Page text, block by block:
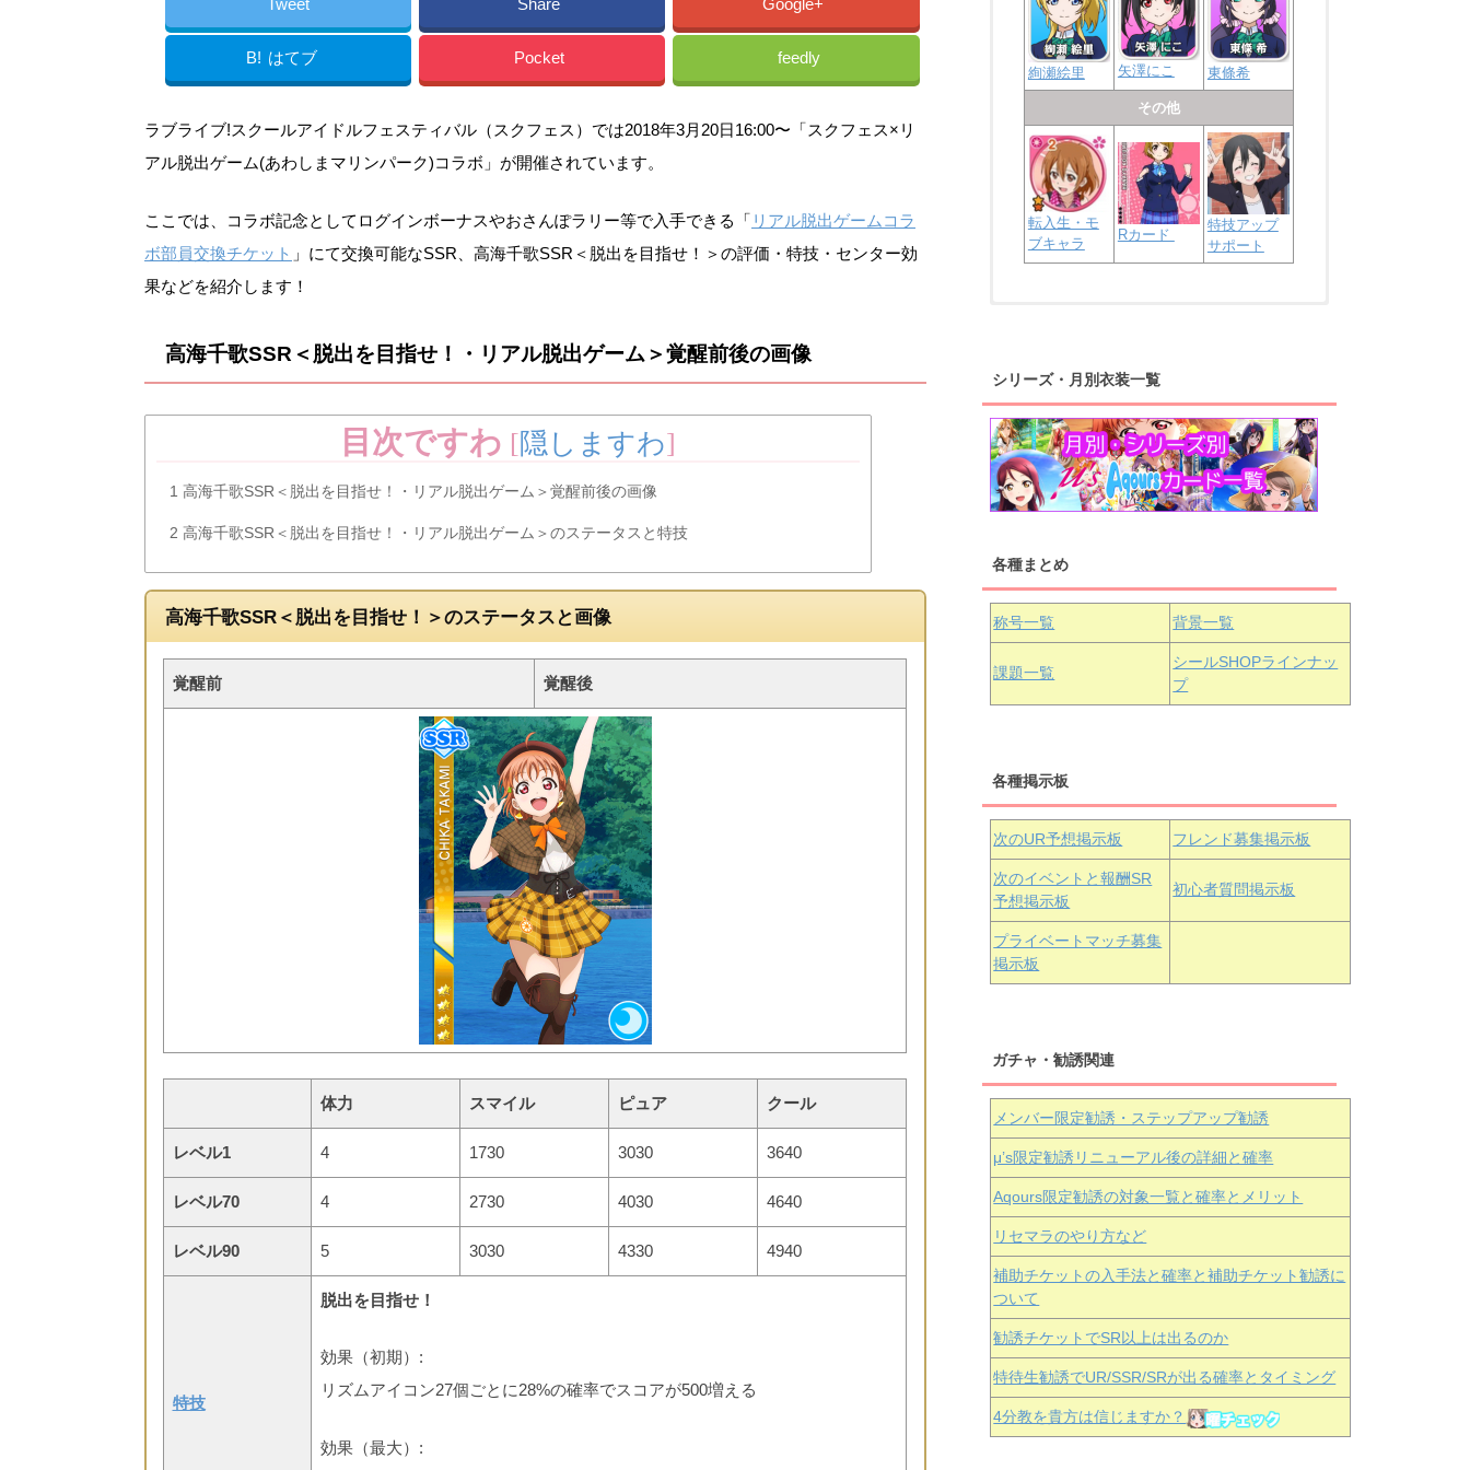
B! はてブ Pocket feedly
ラブライブ!スクールアイドルフェスティバル（スクフェス）では2018年3月20日16:00〜「スクフェス×リ
アル脱出ゲーム(あわしまマリンパーク)コラボ」が開催されています。
ここでは、コラボ記念としてログインボーナスやおさんぽラリー等で入手できる「 リアル脱出ゲームコラ
ボ部員交換チケット 」にて交換可能なSSR、高海千歌SSR＜脱出を目指せ！＞の評価・特技・センター効
果などを紹介します！
高海千歌SSR＜脱出を目指せ！・リアル脱出ゲーム＞覚醒前後の画像
目次ですわ [隠しますわ]
1 高海千歌SSR＜脱出を目指せ！・リアル脱出ゲーム＞覚醒前後の画像
2 高海千歌SSR＜脱出を目指せ！・リアル脱出ゲーム＞のステータスと特技
高海千歌SSR＜脱出を目指せ！＞のステータスと画像
覚醒前 覚醒後
体力 スマイル ピュア クール
レベル1 4 1730 3030 3640
レベル70 4 2730 4030 4640
レベル90 5 3030 4330 4940
特技
脱出を目指せ！
効果（初期）:
リズムアイコン27個ごとに28%の確率でスコアが500増える
効果（最大）:
絢瀬絵里 矢澤にこ 東條希
その他
転入生・モ
ブキャラ
Rカード
特技アップ
サポート
桜内梨子 高海千歌 渡辺曜
浦の星女学院1年生
津島善子 黒澤ルビィ 国木田花丸
浦の星女学院3年生
黒澤ダイヤ
上原歩夢 宮下愛 優木せつ菜
虹ヶ咲学園1年生
中須かすみ 天王寺璃奈 桜坂しずく
近江彼方
エマ・ヴェ
シリーズ・月別衣装一覧
各種まとめ
称号一覧 背景一覧
課題一覧
シールSHOPラインナッ
プ
各種掲示板
次のUR予想掲示板 フレンド募集掲示板
次のイベントと報酬SR
予想掲示板
初心者質問掲示板
プライベートマッチ募集
掲示板
ガチャ・勧誘関連
メンバー限定勧誘・ステップアップ勧誘
μ’s限定勧誘リニューアル後の詳細と確率
Aqours限定勧誘の対象一覧と確率とメリット
リセマラのやり方など
補助チケットの入手法と確率と補助チケット勧誘に
ついて
勧誘チケットでSR以上は出るのか
特待生勧誘でUR/SSR/SRが出る確率とタイミング
4分教を貴方は信じますか？